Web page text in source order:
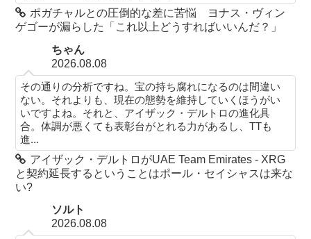
ポガチャルとの圧倒的な差に苦悩 ヨナス・ヴィン
ゲゴーが漏らした「これ以上どうすればいいんだ？」
ちゃん
2026.08.08
その通りの分析ですね。宝の持ち腐れになるのは間違い
ない。それよりも、現在の態勢を維持していくほうがい
いですよね。それと、アイザック・デルトロの進化具
合。体調が悪くても表彰台がとれる力があるし、TTも
進...
アイザック・デルトロがUAE Team Emirates - XRG
と契約延長するということはポール・セイシャスは来な
い?
ソルト
2026.08.08